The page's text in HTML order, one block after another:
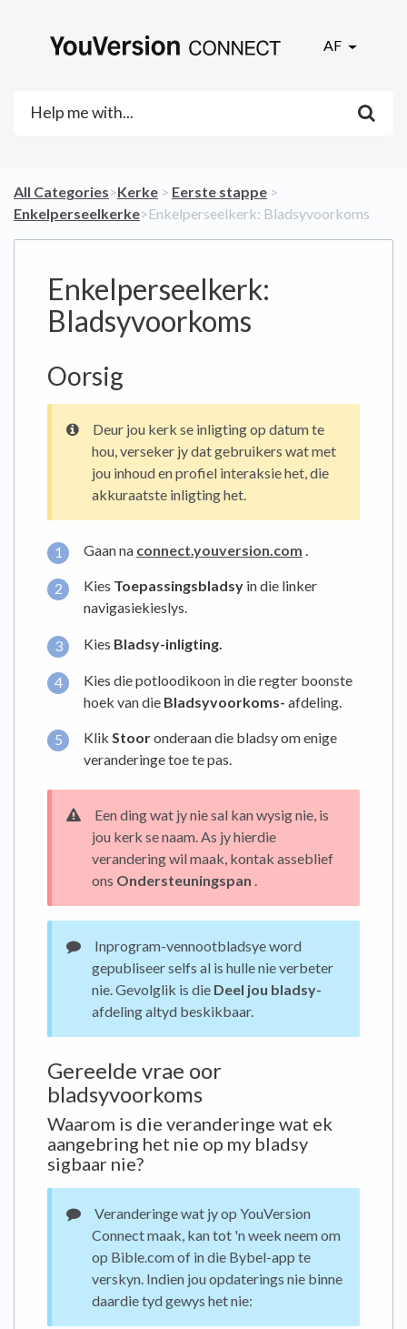
AF
All Categories​>​​Kerke ​ > ​ ​Eerste stappe ​ > ​
Enkelperseelkerke​>​ Enkelperseelkerk: Bladsyvoorkoms
Enkelperseelkerk:
Bladsyvoorkoms
Oorsig
Deur jou kerk se inligting op datum te
hou, verseker jy dat gebruikers wat met
jou inhoud en profiel interaksie het, die
akkuraatste inligting het.
Gaan na connect.youversion.com .
Kies Toepassingsbladsy in die linker
navigasiekieslys.
Kies Bladsy-inligting.
Kies die potloodikoon in die regter boonste
hoek van die Bladsyvoorkoms- afdeling.
Klik Stooronderaan die bladsy om enige
veranderinge toe te pas.
Een ding wat jy nie sal kan wysig nie, is
jou kerk se naam. As jy hierdie
verandering wil maak, kontak asseblief
ons Ondersteuningspan .
Inprogram-vennootbladsye word
gepubliseer selfs al is hulle nie verbeter
nie. Gevolglik is die Deel jou bladsy-
afdeling altyd beskikbaar.
Gereelde vrae oor
bladsyvoorkoms
Waarom is die veranderinge wat ek
aangebring het nie op my bladsy
sigbaar nie?
Veranderinge wat jy op YouVersion
Connect maak, kan tot 'n week neem om
op Bible.com of in die Bybel-app te
verskyn. Indien jou opdaterings nie binne
daardie tyd gewys het nie: